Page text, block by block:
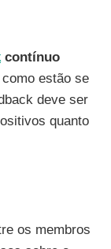
contínuo
estão se
deve ser
quanto
os membros